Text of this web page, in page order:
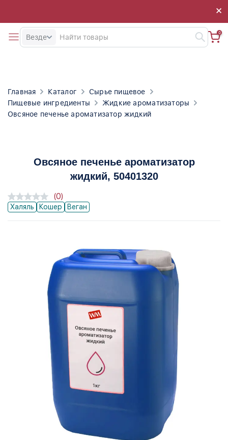
×
×
Везде
0
Главная Каталог
Сырье пищевое
Пищевые ингредиенты
Жидкие ароматизаторы
Овсяное печенье ароматизатор жидкий
Овсяное печенье ароматизатор
жидкий, 50401320
Халяль Кошер Веган
(0)